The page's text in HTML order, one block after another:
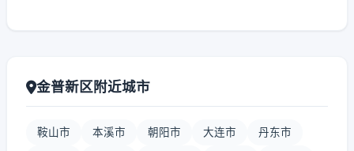
金普新区附近城市
鞍山市 本溪市 朝阳市 大连市 丹东市